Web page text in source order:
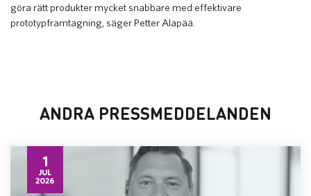
göra rätt produkter mycket snabbare med effektivare
prototypframtagning, säger Petter Alapää.
ANDRA PRESSMEDDELANDEN
1
JUL
2026